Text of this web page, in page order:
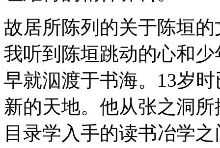
故居所陈列的关于陈垣
我听到陈垣跳动的心和
早就泅渡于书海。13岁
新的天地。他从张之洞
目录学入手的读书冶学